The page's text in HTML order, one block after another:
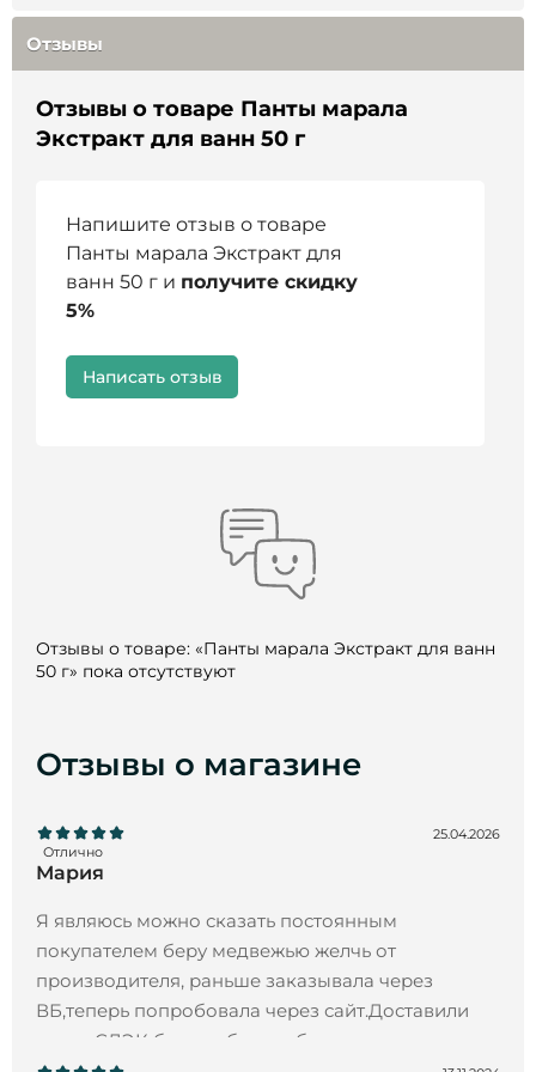
Срок годности:36 месяцев.
Страна производства:Россия
Не является БАД и лекарством . Перед
применением проконсультируйтесь со
крови
Туберкулез
Гипертонический криз
Эпилепсия
Тяжелые психические расстройства
Перед применением рекомендуется
проконсультироваться с врачом или
специалистом
Отзывы
Отзывы о товаре Панты марала
Экстракт для ванн 50 г
Отзывы о товаре: «Панты марала Экстракт для ванн
50 г» пока отсутствуют
Напишите отзыв о товаре
Панты марала Экстракт для
ванн 50 г и получите скидку
5%
Написать отзыв
Отзывы о магазине
Отлично
25.04.2026
Мария
Я являюсь можно сказать постоянным
покупателем беру медвежью желчь от
производителя, раньше заказывала через
ВБ,теперь попробовала через сайт.Доставили
через СДЭК без проблем и быстро.